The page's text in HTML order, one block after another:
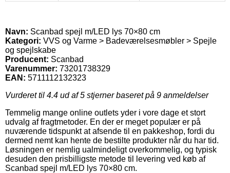
Navn: Scanbad spejl m/LED lys 70×80 cm
Kategori: VVS og Varme > Badeværelsesmøbler > Spejle
og spejlskabe
Producent: Scanbad
Varenummer: 73201738329
EAN: 5711112132323
Vurderet til 4.4 ud af 5 stjerner baseret på 9 anmeldelser
Temmelig mange online outlets yder i vore dage et stort
udvalg af fragtmetoder. En der er meget populær er på
nuværende tidspunkt at afsende til en pakkeshop, fordi du
dermed nemt kan hente de bestilte produkter når du har tid.
Løsningen er nemlig ualmindeligt overkommelig, og typisk
desuden den prisbilligste metode til levering ved køb af
Scanbad spejl m/LED lys 70×80 cm.